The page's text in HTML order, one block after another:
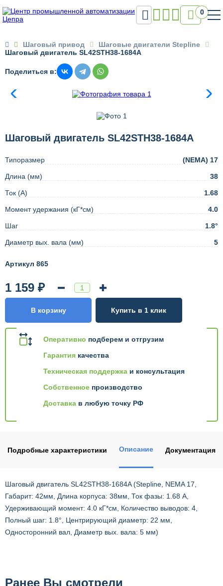
 0
 Шаговый привод
Шаговые двигатели Stepline
Шаговый двигатель SL42STH38-1684A
Поделиться в:
Шаговый двигатель SL42STH38-1684A
Типоразмер (NEMA) 17
Длина (мм) 38
Ток (А) 1.68
Момент удержания (кГ*см) 4.0
Шаг 1.8°
Диаметр вых. вала (мм) 5
Артикул 865
Оперативно подберем и отгрузим
Гарантия качества
Техническая поддержка и консультация
Собственное производство
Доставка в любую точку РФ
1 159 ₽
В корзину Купить в 1 клик
Подробные характеристики Описание Документация
Шаговый двигатель SL42STH38-1684A (Stepline, NEMA 17,
Габарит: 42мм, Длина корпуса: 38мм, Ток фазы: 1.68 А,
Удерживающий момент: 4.0 кГ*см, Количество выводов: 4,
Полный шаг: 1.8°, Центрирующий диаметр: 22 мм,
Односторонний вал, Диаметр вых. вала: 5 мм)
Ранее Вы смотрели